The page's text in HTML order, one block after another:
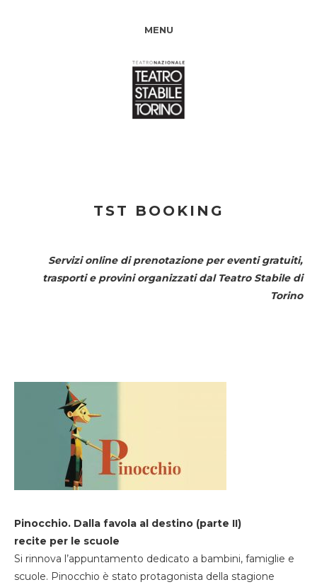
MENU
TST BOOKING
Servizi online di prenotazione per eventi gratuiti,
trasporti e provini organizzati dal Teatro Stabile di
Torino
Pinocchio. Dalla favola al destino (parte II)
recite per le scuole
Si rinnova l’appuntamento dedicato a bambini, famiglie e
scuole. Pinocchio è stato protagonista della stagione